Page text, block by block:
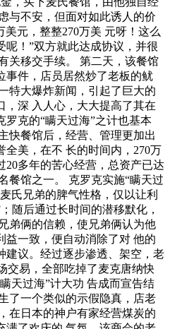
与不安，但面对如此诱人的价
美元，整整270万美 元呀！这么
呢！”双方就此达成协议，并很
关移交手续。 第二天，该餐馆
事件，店员居然炒了老板的鱿
特大爆炸新闻，引起了巨大的
，深 入人心，大大提高了其在
罗克的“瞒天过海”之计也基本
快餐馆后，经营、管理更加出
美，在不 长的时间内，270万
20多年的苦心经营，总资产已达
餐馆之一。 克罗克实施“瞒天过
氏兄弟的脾气性格，仅以让利
随后通过长时间的潜移默化，
弟俩的信赖，使兄弟俩认为他
益一致，便自动消除了对 他的
建议。经过逐步渗透、架空，老
交易，全部吃掉了麦克唐纳快
天过海”计大功 告成而宣告结
了一个类似的示假隐真，店老
在日本的神户有家经营煤炭的